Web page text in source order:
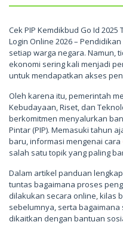
Cek PIP Kemdikbud Go Id
Login Online 2026 –
setiap warga negara. Namun,
ekonomi sering kali menjadi
untuk mendapatkan akses
Oleh karena itu, pemerintah
Kebudayaan, Riset, dan
berkomitmen menyalurkan
Pintar (PIP). Memasuki tahun
baru, informasi mengenai cara
salah satu topik yang paling
Dalam artikel panduan
tuntas bagaimana proses
dilakukan secara online, kilas
sebelumnya, serta
dikaitkan dengan bantuan